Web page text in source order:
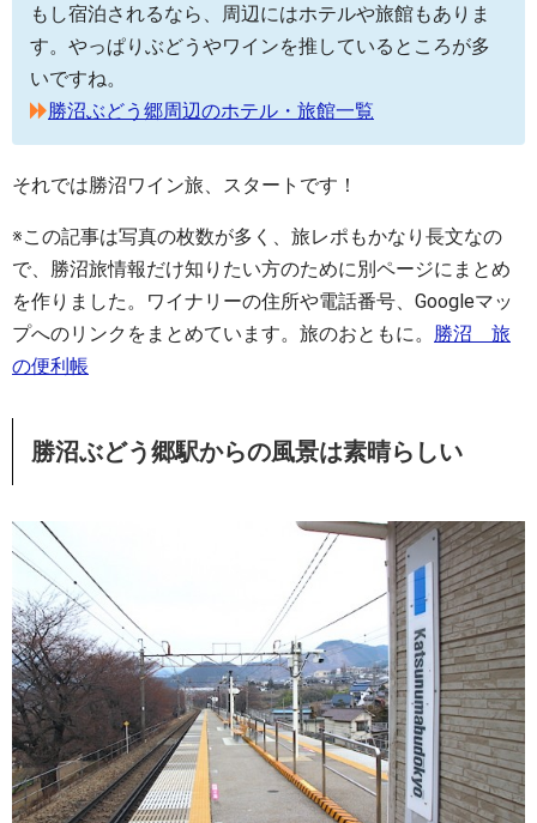
もし宿泊されるなら、周辺にはホテルや旅館もありま
す。やっぱりぶどうやワインを推しているところが多
いですね。
勝沼ぶどう郷周辺のホテル・旅館一覧
それでは勝沼ワイン旅、スタートです！
※この記事は写真の枚数が多く、旅レポもかなり長文なの
で、勝沼旅情報だけ知りたい方のために別ページにまとめ
を作りました。ワイナリーの住所や電話番号、Googleマッ
プへのリンクをまとめています。旅のおともに。 勝沼 旅
の便利帳
勝沼ぶどう郷駅からの風景は素晴らしい